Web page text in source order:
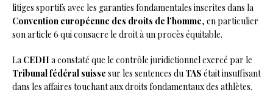
litiges sportifs avec les garanties fondamentales inscrites dans la
Convention européenne des droits de l’homme, en particulier
son article 6 qui consacre le droit à un procès équitable.
La CEDH a constaté que le contrôle juridictionnel exercé par le
Tribunal fédéral suisse sur les sentences du TAS était insuffisant
dans les affaires touchant aux droits fondamentaux des athlètes.